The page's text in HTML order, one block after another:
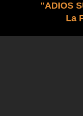
"ADIOS
La